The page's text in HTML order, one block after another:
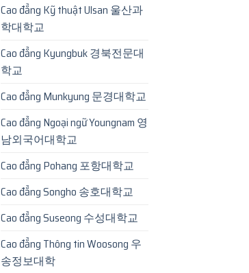
Cao đẳng Kỹ thuật Ulsan 울산과
학대학교
Cao đẳng Kyungbuk 경북전문대
학교
Cao đẳng Munkyung 문경대학교
Cao đẳng Ngoại ngữ Youngnam 영
남외국어대학교
Cao đẳng Pohang 포항대학교
Cao đẳng Songho 송호대학교
Cao đẳng Suseong 수성대학교
Cao đẳng Thông tin Woosong 우
송정보대학